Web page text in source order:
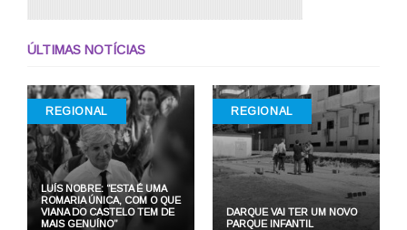
ÚLTIMAS NOTÍCIAS
REGIONAL
LUÍS NOBRE: “ESTA É UMA
ROMARIA ÚNICA, COM O QUE
VIANA DO CASTELO TEM DE
MAIS GENUÍNO”
REGIONAL
DARQUE VAI TER UM NOVO
PARQUE INFANTIL